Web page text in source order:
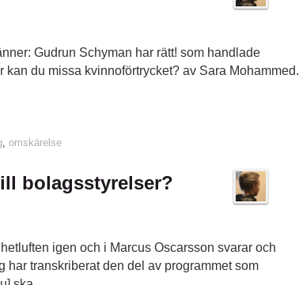
Gudrun Schyman har rätt! som handlade
du missa kvinnoförtrycket? av Sara Mohammed.
, omskärelse
bolagsstyrelser?
igen och i Marcus Oscarsson svarar och
har transkriberat den del av programmet som